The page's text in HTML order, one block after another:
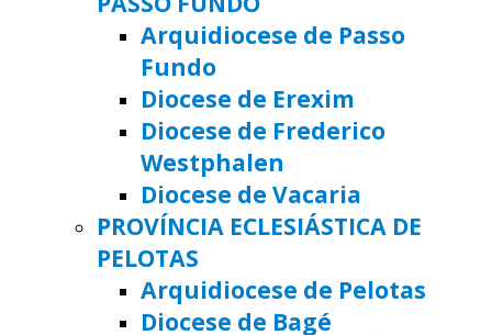
Arquidiocese de Passo
Fundo
Diocese de Erexim
Diocese de Frederico
Westphalen
Diocese de Vacaria
PROVÍNCIA ECLESIÁSTICA DE
PELOTAS
Arquidiocese de Pelotas
Diocese de Bagé